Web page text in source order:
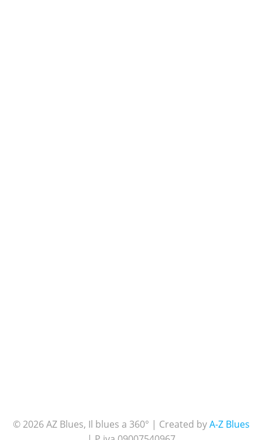
© 2026 AZ Blues, Il blues a 360° | Created byA-Z Blues